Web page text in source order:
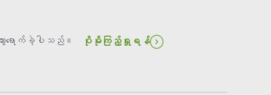
ရောက်ခဲ့ပါသည်။
ပိုမိုကြည့်ရှုရန်